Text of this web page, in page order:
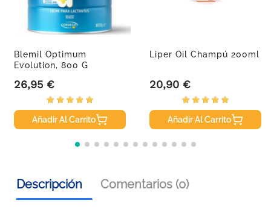
Blemil Optimum
Evolution, 800 G
Precio
26,95 €
Añadir Al Carrito
Liper Oil Champú 200ml
Precio
20,90 €
Añadir Al Carrito
Descripción Comentarios (0)